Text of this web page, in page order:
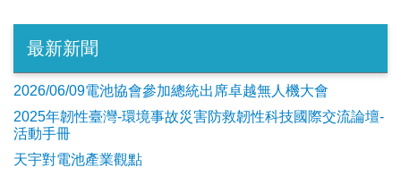
最新新聞
2026/06/09電池協會參加總統出席卓越無人機大會
2025年韌性臺灣-環境事故災害防救韌性科技國際交流論壇-
活動手冊
天宇對電池產業觀點